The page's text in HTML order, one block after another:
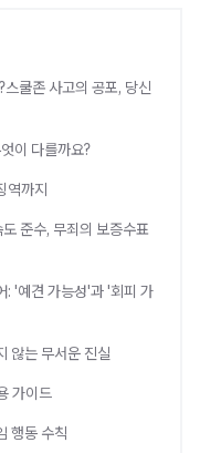
쿨존 사고의 공포, 당신
이 다를까요?
역까지
준수, 무죄의 보증수표
: '예견 가능성'과 '회피 가
않는 무서운 진실
가이드
행동 수칙